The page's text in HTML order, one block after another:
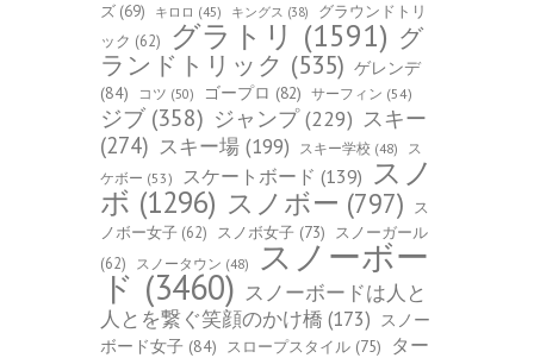
ズ (69) キロロ (45) キングス (38)
グラウンドトリ
ック (62) グラトリ (1591) グ
ランドトリック (535) ゲレンデ
(84)
コツ (50) ゴープロ (82) サーフィン (54)
ジブ (358) ジャンプ(229) スキー
(274) スキー場 (199) スキー学校 (48)
ス
ケボー (53) スケートボード (139) スノ
ボ (1296) スノボー (797)
ス
ノボー女子 (62) スノボ女子 (73)
スノーガール
(62)
スノータウン (48) スノーボー
ド (3460) スノーボードは人と
人とを繋ぐ笑顔のかけ橋 (173) スノー
ボード女子 (84) スロープスタイル (75)
ター